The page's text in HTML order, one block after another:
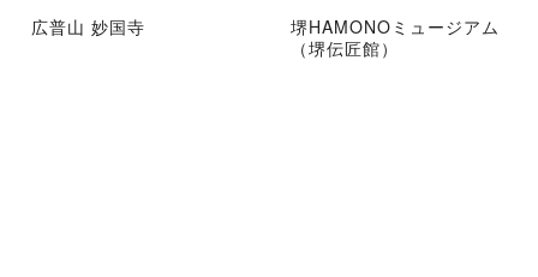
広普山 妙国寺
堺HAMONOミュージアム
（堺伝匠館）